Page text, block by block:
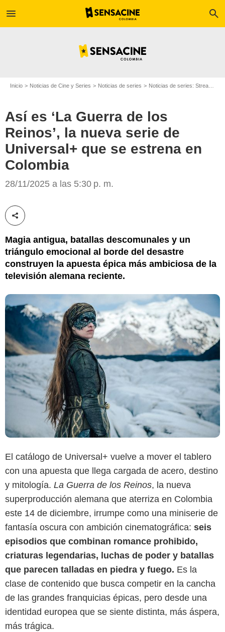
menu search
Inicio Noticias de Cine y Series Noticias de series Noticias de series: Streaming
Así es ‘La Guerra de los
Reinos’, la nueva serie de
Universal+ que se estrena en
Colombia
28/11/2025 a las 5:30 p. m.
Compartir esta noticia
Magia antigua, batallas descomunales y un
triángulo emocional al borde del desastre
construyen la apuesta épica más ambiciosa de la
televisión alemana reciente.
Universal+
El catálogo de Universal+ vuelve a mover el tablero
con una apuesta que llega cargada de acero, destino
y mitología. La Guerra de los Reinos, la nueva
superproducción alemana que aterriza en Colombia
este 14 de diciembre, irrumpe como una miniserie de
fantasía oscura con ambición cinematográfica: seis
episodios que combinan romance prohibido,
criaturas legendarias, luchas de poder y batallas
que parecen talladas en piedra y fuego. Es la
clase de contenido que busca competir en la cancha
de las grandes franquicias épicas, pero desde una
identidad europea que se siente distinta, más áspera,
más trágica.